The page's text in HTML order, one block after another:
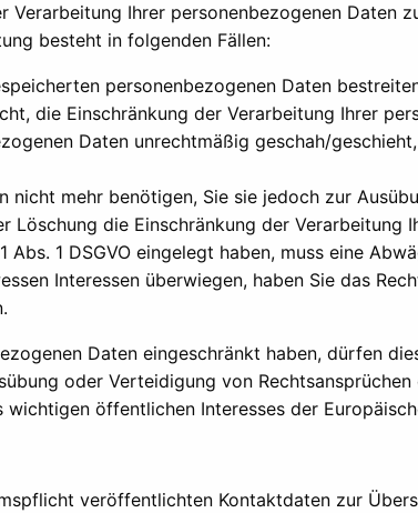
Verarbeitung Ihrer personenbezogenen Daten
besteht in folgenden Fällen:
personenbezogenen Daten
die Einschränkung der Verarbeitung Ihrer
Daten unrechtmäßig geschah/
nicht mehr benötigen, Sie sie jedoch zur
Löschung die Einschränkung der Verarbeitung
Abs. 1 DSGVO eingelegt haben, muss eine
Interessen überwiegen, haben Sie das
Daten eingeschränkt haben, dürfen
oder Verteidigung von
wichtigen öffentlichen Interesses der
veröffentlichten Kontaktdaten zur